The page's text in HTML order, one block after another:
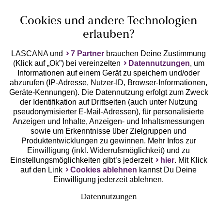
Geprüfte Sicherheit
Unsere Apps
Cookies und andere Technologien
erlauben?
LASCANA und 7 Partner brauchen Deine Zustimmung
(Klick auf „Ok”) bei vereinzelten
Datennutzungen, um
Informationen auf einem Gerät zu speichern und/oder
abzurufen (IP-Adresse, Nutzer-ID, Browser-Informationen,
Geräte-Kennungen). Die Datennutzung erfolgt zum Zweck
der Identifikation auf Drittseiten (auch unter Nutzung
pseudonymisierter E-Mail-Adressen), für personalisierte
Anzeigen und Inhalte, Anzeigen- und Inhaltsmessungen
sowie um Erkenntnisse über Zielgruppen und
Produktentwicklungen zu gewinnen. Mehr Infos zur
Einwilligung (inkl. Widerrufsmöglichkeit) und zu
Einstellungsmöglichkeiten gibt’s jederzeit
hier. Mit Klick
auf den Link
Cookies ablehnen kannst Du Deine
Einwilligung jederzeit ablehnen.
Datennutzungen